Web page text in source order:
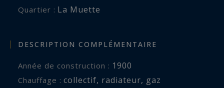
Quartier : La Muette
DESCRIPTION COMPLÉMENTAIRE
Année de construction : 1900
Chauffage : collectif, radiateur, gaz